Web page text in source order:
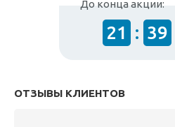
До конца акции:
21 : 39
ОТЗЫВЫ КЛИЕНТОВ